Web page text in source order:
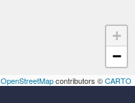
+
−
OpenStreetMapcontributors ©CARTO